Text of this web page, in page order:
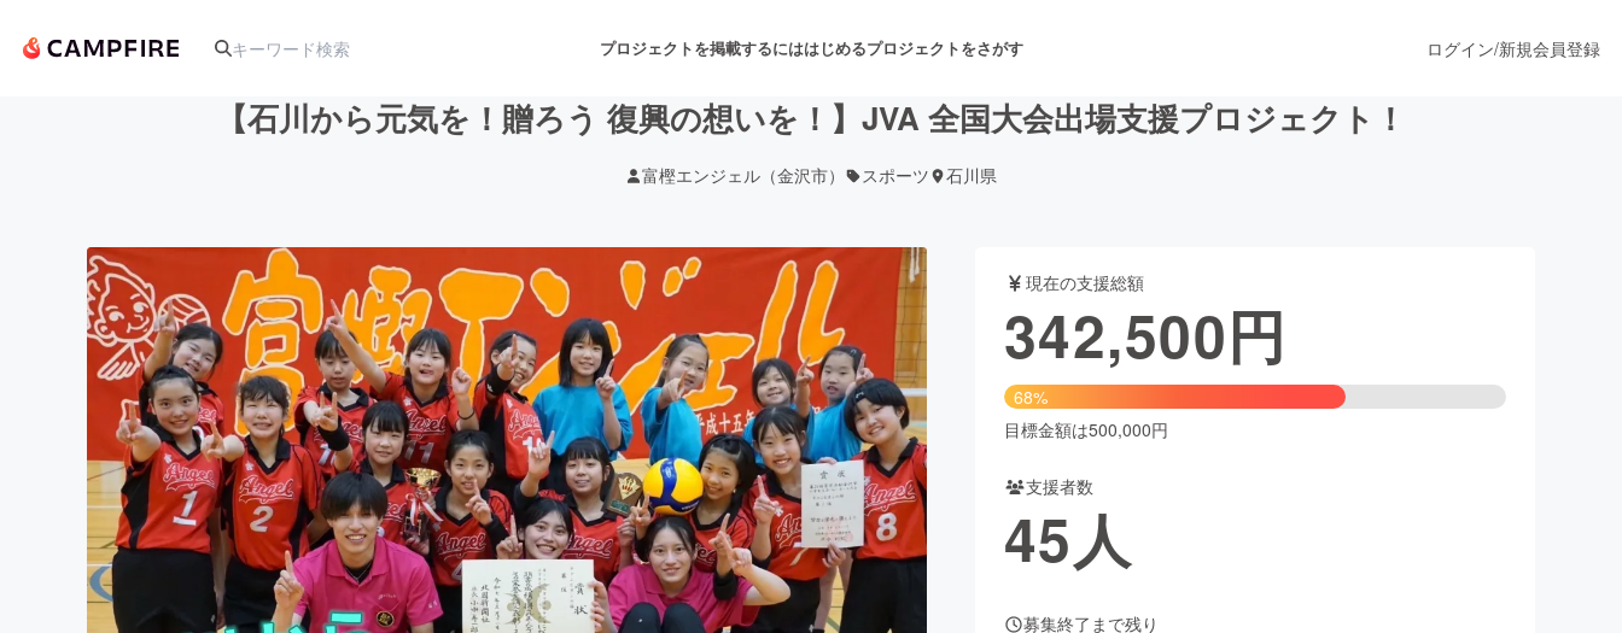
プロジェクトを掲載するにははじめるプロジェクトをさがす
アート・写真 音楽 舞台・パフォーマンス
テクノロジー・ガジェット ゲーム・サービス開発 フード・飲食店 ファッション
映像・映画 書籍・雑誌出版 アニメ・漫画
ビジネス・起業 チャレンジ ビューティー・ヘルスケア
まちづくり・地域活性化
ログイン/新規会員登録
【石川から元気を！贈ろう 復興の想いを！】JVA 全国大会出場支援プロジェクト！
富樫エンジェル（金沢市） スポーツ 石川県
現在の支援総額
342,500円
68%
目標金額は500,000円
支援者数
45人
募集終了まで残り